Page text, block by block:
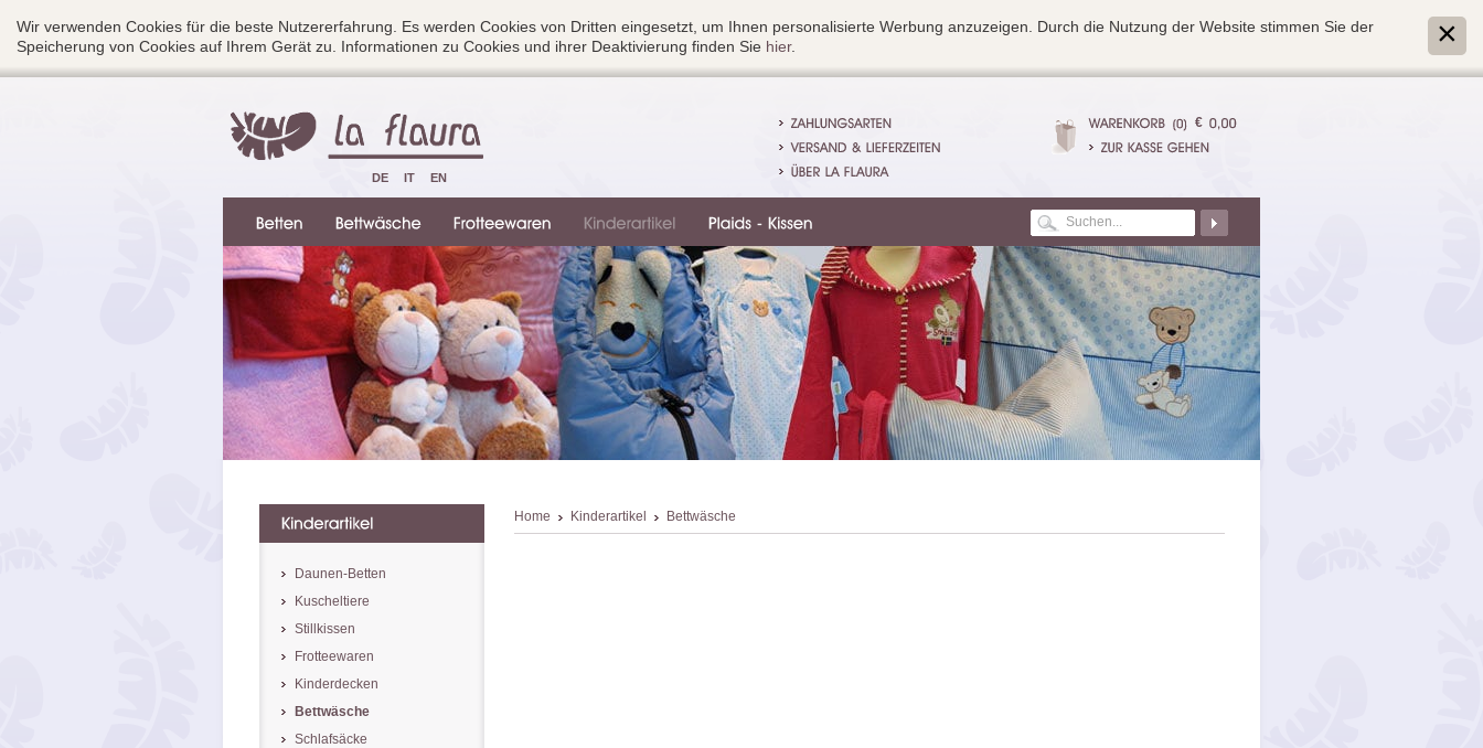
Wir verwenden Cookies für die beste Nutzererfahrung. Es werden Cookies von Dritten eingesetzt, um Ihnen personalisierte Werbung anzuzeigen. Durch die Nutzung der Website stimmen Sie der
Speicherung von Cookies auf Ihrem Gerät zu. Informationen zu Cookies und ihrer Deaktivierung finden Sie hier.
Home Kinderartikel Bettwäsche
Daunen-Betten
Kuscheltiere
Stillkissen
Frotteewaren
Kinderdecken
Bettwäsche
Schlafsäcke
DE IT EN
€